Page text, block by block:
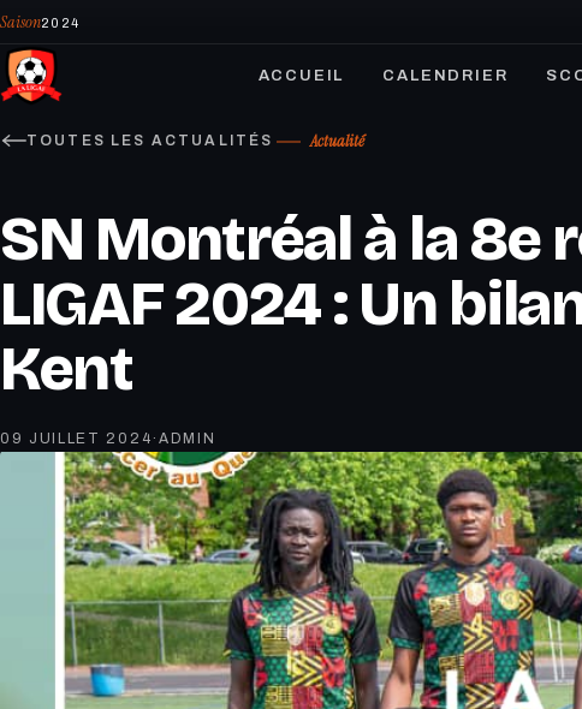
Saison2024
ACCUEIL CALENDRIER
TOUTES LES ACTUALITÉS Actualité
SN Montréal à la 8e
LIGAF 2024 : Un
Kent
09 JUILLET 2024 · ADMIN